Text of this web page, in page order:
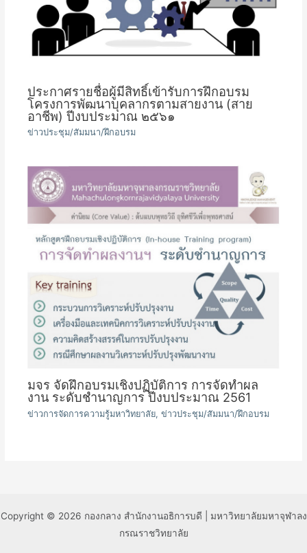
ประกาศรายชื่อผู้มีสิทธิ์เข้ารับการฝึกอบรม
โครงการพัฒนาบุคลากรตามสายงาน (สาย
อาชีพ) ปีงบประมาณ ๒๕๖๑
ข่าวประชุม/สัมมนา/ฝึกอบรม
มจร จัดฝึกอบรมเชิงปฏิบัติการ การจัดทำผล
งาน ระดับชำนาญการ ปีงบประมาณ 2561
ข่าวการจัดการความรู้มหาวิทยาลัย,ข่าวประชุม/สัมมนา/ฝึกอบรม
Copyright © 2026 กองกลาง สำนักงานอธิการบดี | มหาวิทยาลัยมหาจุฬาลง
กรณราชวิทยาลัย